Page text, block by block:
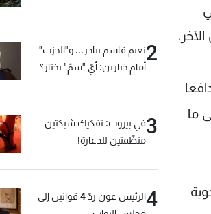
ما
2نعيم قاسم يبادر... و"الحزب"
أمام خيارين: أيّ "سمّ" يختار؟
3في بيروت: تفكيك شبكتين
منظّمتين للدعارة!
4
الرئيس عون ردّ 4 قوانين إلى